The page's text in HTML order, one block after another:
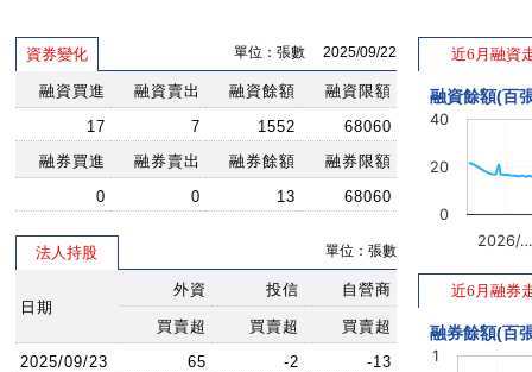
資券變化 單位：張數 2025/09/22
融資買進 融資賣出 融資餘額
融資限額
17
7 1552
68060
融券買進
融券賣出 融券餘額
融券限額
0
0 13 68060
法人持股 單位：張數
日期
外資 投信 自營商
買賣超 買賣超
買賣超
2025/09/23
65 -2
-13
近6月融資
融資餘額(百
2026/
0
20
40
近6月融券
融券餘額(百
1